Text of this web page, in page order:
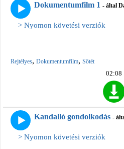
Dokumentumfilm 1 - által
> Nyomon követési verziók
Rejtélyes, Dokumentumfilm, Sötét
02:08
Kandalló gondolkodás -
> Nyomon követési verziók